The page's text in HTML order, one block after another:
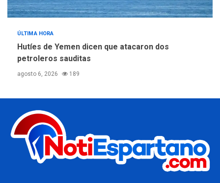
ÚLTIMA HORA
Hutíes de Yemen dicen que atacaron dos
petroleros sauditas
agosto 6, 2026 189